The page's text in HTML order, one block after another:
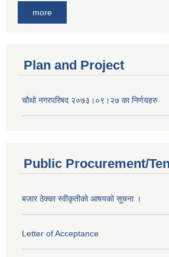
more
Plan and Project
चौथो नगरपरिषद २०७३।०९।२७ का निर्णयहरु
Public Procurement/
बजार ठेक्का स्वीकृतीकाे आषयकाे सूचना ।
Letter of Acceptance